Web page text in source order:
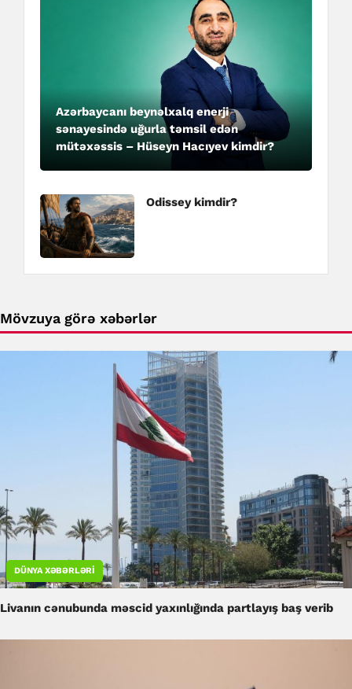
Azərbaycanı beynəlxalq enerji
sənayesində uğurla təmsil edən
mütəxəssis – Hüseyn Hacıyev kimdir?
Odissey kimdir?
Mövzuya görə xəbərlər
DÜNYA XƏBƏRLƏRI
Livanın cənubunda məscid yaxınlığında partlayış baş verib